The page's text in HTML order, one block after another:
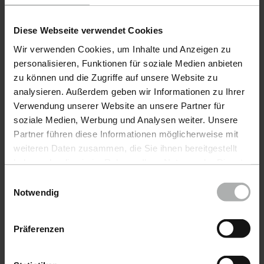
Diese Webseite verwendet Cookies
Wir verwenden Cookies, um Inhalte und Anzeigen zu
personalisieren, Funktionen für soziale Medien anbieten
zu können und die Zugriffe auf unsere Website zu
analysieren. Außerdem geben wir Informationen zu Ihrer
Verwendung unserer Website an unsere Partner für
soziale Medien, Werbung und Analysen weiter. Unsere
Partner führen diese Informationen möglicherweise mit
weiteren Daten zusammen, die Sie ihnen bereitgestellt
Einstellungen zu den Cookies finden Sie unter
Notwendig
Präferenzen
Artículos alternativos
CONFIGURABLE